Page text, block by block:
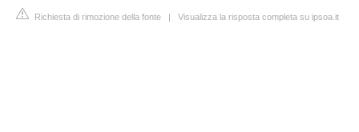
Richiesta di rimozione della fonte | Visualizza la risposta completa su ipsoa.it